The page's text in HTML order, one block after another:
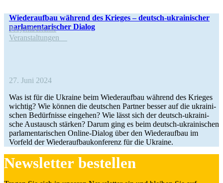
Wie­der­auf­bau während des Krieges – deutsch-ukrai­­ni­­scher
par­la­men­ta­ri­scher Dialog
Pro­jekt­be­richte
Ver­an­stal­tun­gen
27. Juni 2024
Was ist für die Ukraine beim Wie­der­auf­bau während des Krieges
wichtig? Wie können die deut­schen Partner besser auf die ukrai­ni­
schen Bedürf­nisse ein­ge­hen? Wie lässt sich der deutsch-ukrai­­ni­­
sche Aus­tausch stärken? Darum ging es beim deutsch-ukrai­­ni­­schen
par­la­men­ta­ri­schen Online-Dialog über den Wie­der­auf­bau im
Vorfeld der Wie­der­auf­bau­kon­fe­renz für die Ukraine.
News­let­ter bestellen